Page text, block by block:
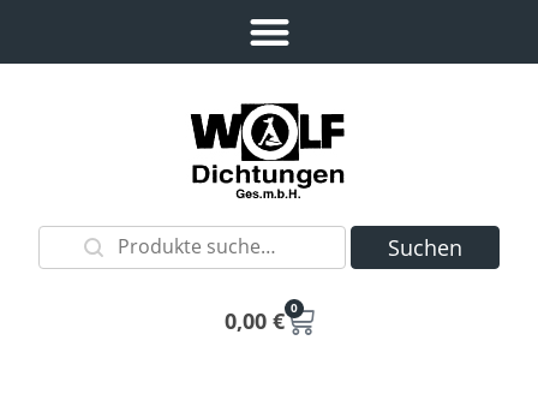
Suchen
0,00 € 0